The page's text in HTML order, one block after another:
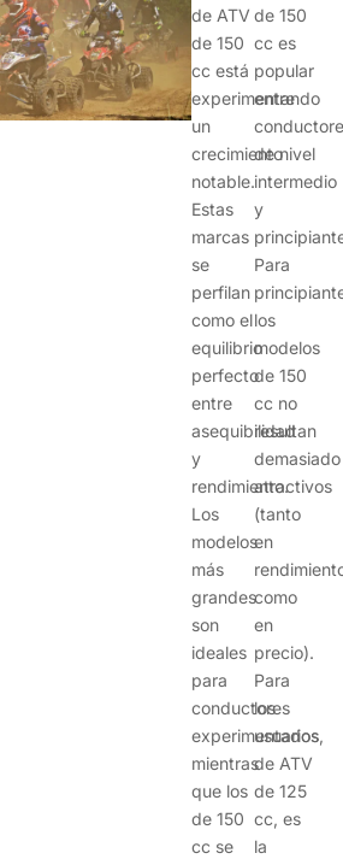
de ATV
de 150
cc está
experimentando
un
crecimiento
notable.
Estas
marcas
se
perfilan
como el
equilibrio
perfecto
entre
asequibilidad
y
rendimiento.
Los
modelos
más
grandes
son
ideales
para
conductores
experimentados,
mientras
que los
de 150
cc se
de 150
cc es
popular
entre
de nivel
intermedio
y
Para
los
modelos
de 150
cc no
resultan
demasiado
atractivos
(tanto
en
como
en
precio).
Para
los
usuarios
de ATV
de 125
cc, es
la